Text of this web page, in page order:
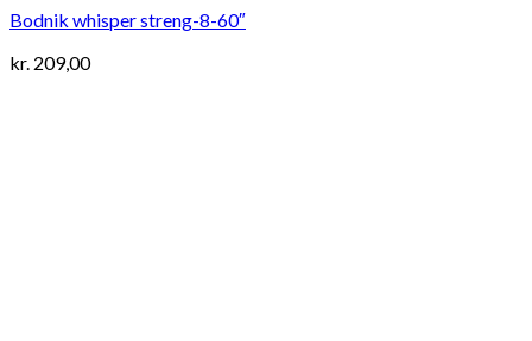
Bodnik whisper streng-8-60″
kr. 209,00